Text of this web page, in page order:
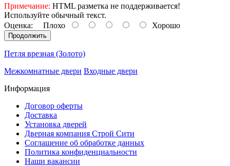
Примечание: HTML разметка не поддерживается!
Используйте обычный текст.
Оценка: Плохо Хорошо
Продолжить
Петля врезная (Золото)
Межкомнатные двери Входные двери
Информация
Договор оферты
Доставка
Установка дверей
Дверная компания Строй Сити
Соглашение об обработке данных
Политика конфиденциальности
Наши вакансии